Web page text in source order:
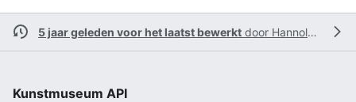
5 jaar geleden voor het laatst bewerkt door Hannolans
Kunstmuseum API